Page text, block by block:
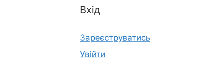
Вхід
Зареєструватись
Увійти